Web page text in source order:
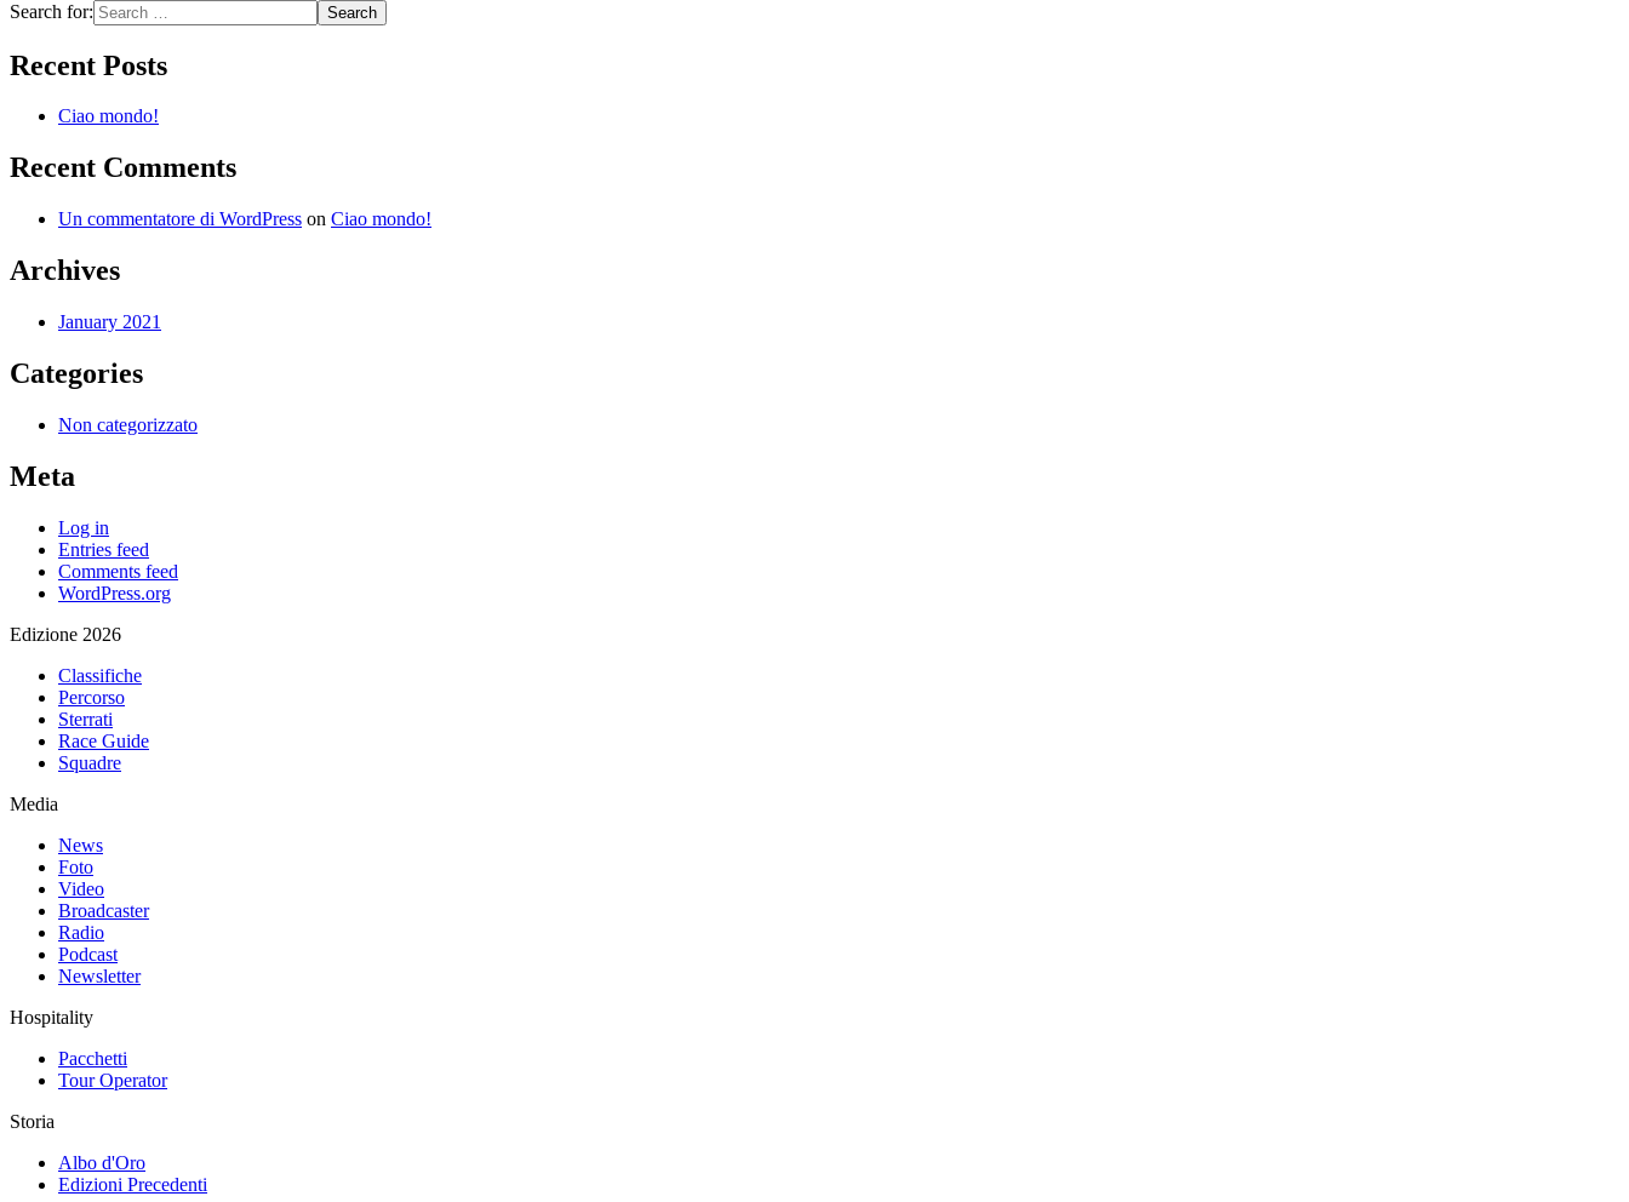
Search for:
Recent Posts
Ciao mondo!
Recent Comments
Un commentatore di WordPress on Ciao mondo!
Archives
January 2021
Categories
Non categorizzato
Meta
Log in
Entries feed
Comments feed
WordPress.org
Edizione 2026
Classifiche
Percorso
Sterrati
Race Guide
Squadre
Media
News
Foto
Video
Broadcaster
Radio
Podcast
Newsletter
Hospitality
Pacchetti
Tour Operator
Storia
Albo d'Oro
Edizioni Precedenti